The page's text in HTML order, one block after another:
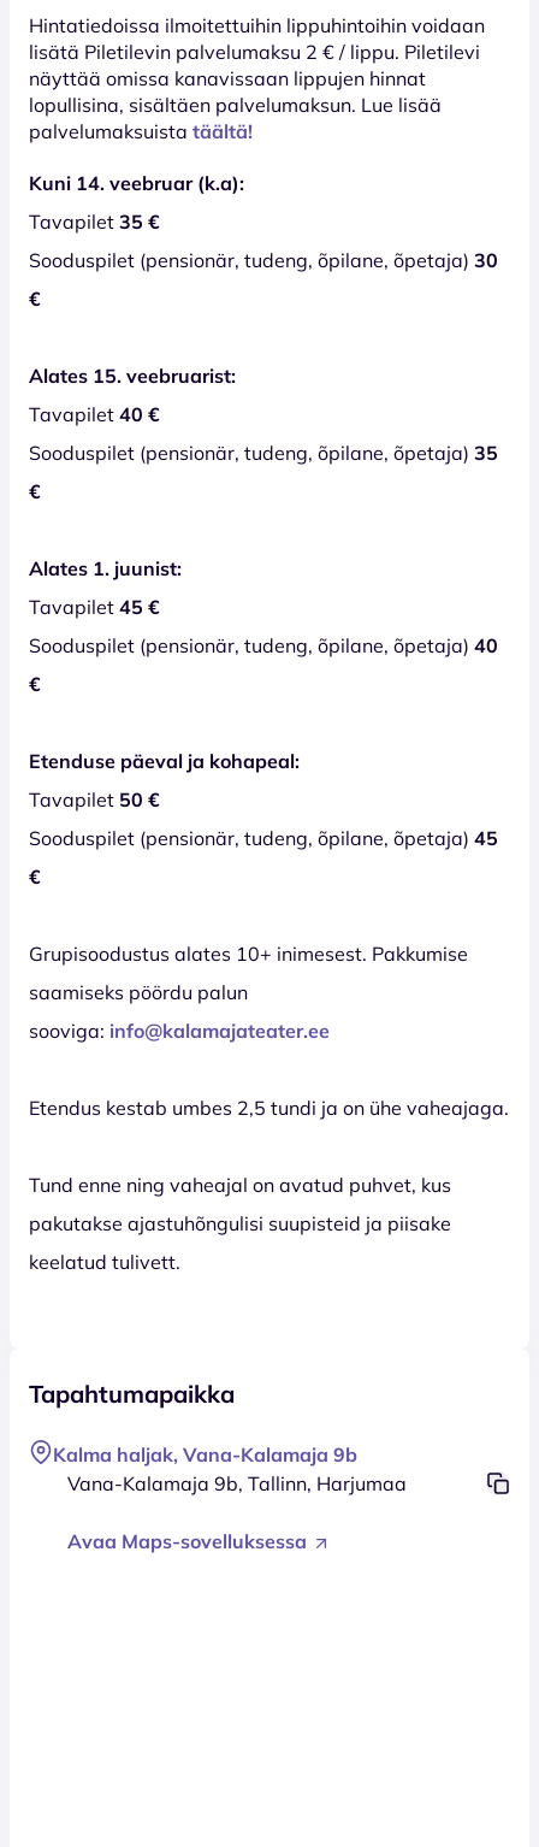
Hinta­tiedoissa ilmoitettuihin lippuhintoihin voidaan
lisätä Piletilevin palvelumaksu 2 € / lippu. Piletilevi
näyttää omissa kanavissaan lippujen hinnat
lopullisina, sisältäen palvelumaksun. Lue lisää
palvelumaksuista täältä!
Kuni 14. veebruar (k.a):
Tavapilet 35 €
Sooduspilet (pensionär, tudeng, õpilane, õpetaja) 30
€
Alates 15. veebruarist:
Tavapilet 40 €
Sooduspilet (pensionär, tudeng, õpilane, õpetaja) 35
€
Alates 1. juunist:
Tavapilet 45 €
Sooduspilet (pensionär, tudeng, õpilane, õpetaja) 40
€
Etenduse päeval ja kohapeal:
Tavapilet 50 €
Sooduspilet (pensionär, tudeng, õpilane, õpetaja) 45
€
Grupisoodustus alates 10+ inimesest. Pakkumise
saamiseks pöördu palun
sooviga: info@kalamajateater.ee
Etendus kestab umbes 2,5 tundi ja on ühe vaheajaga.
Tund enne ning vaheajal on avatud puhvet, kus
pakutakse ajastuhõngulisi suupisteid ja piisake
keelatud tulivett.
Tapahtumapaikka
Kalma haljak, Vana-Kalamaja 9b
Vana-Kalamaja 9b, Tallinn, Harjumaa
Avaa Maps-sovelluksessa